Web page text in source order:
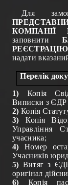
Для
заповнити
надати
Перелік
1) Копія
Виписки з ЄДР
2) Копія
3) Копія
Управління
учасника;
4) Номер
Учасників
5) Витяг з
оригінал
6) Копія